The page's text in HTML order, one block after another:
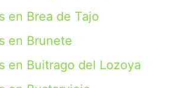
en Brea de Tajo
en Brunete
en Buitrago del Lozoya